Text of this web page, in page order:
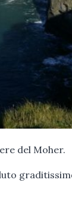
del Moher.